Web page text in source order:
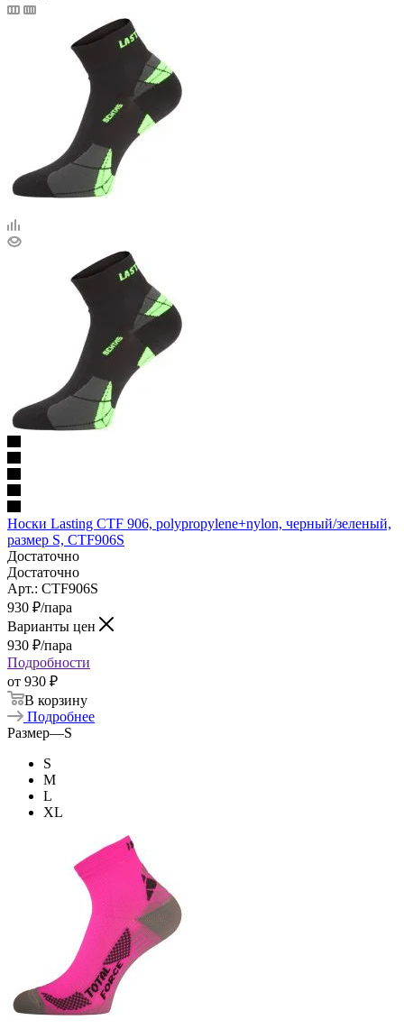
Носки Lasting CTF 906, polypropylene+nylon, черный/зеленый,
размер S, CTF906S
Достаточно
Достаточно
Арт.: CTF906S
930 ₽/пара
Варианты цен
930 ₽/пара
Подробности
от 930 ₽
В корзину
Подробнее
Размер—S
S
M
L
XL